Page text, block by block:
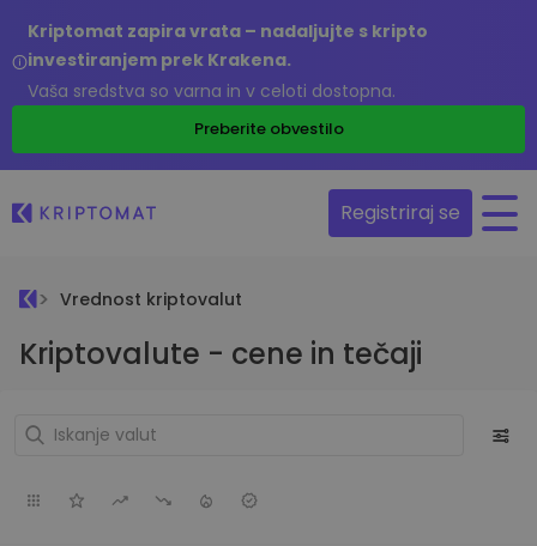
Kriptomat zapira vrata – nadaljujte s kripto
investiranjem prek Krakena.
Vaša sredstva so varna in v celoti dostopna.
Preberite obvestilo
Registriraj se
Vrednost kriptovalut
Kriptovalute - cene in tečaji